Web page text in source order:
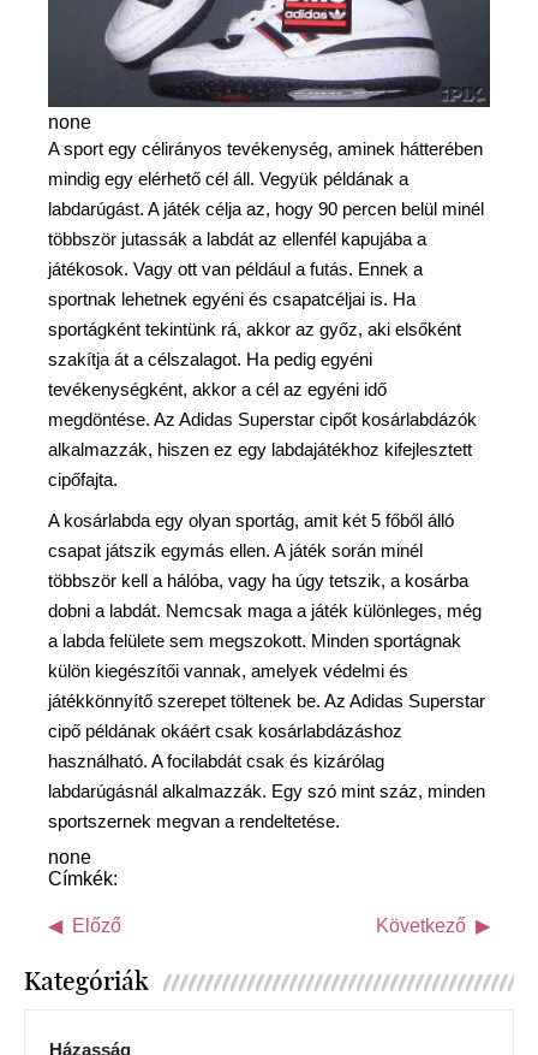
none
A sport egy célirányos tevékenység, aminek hátterében
mindig egy elérhető cél áll. Vegyük példának a
labdarúgást. A játék célja az, hogy 90 percen belül minél
többször jutassák a labdát az ellenfél kapujába a
játékosok. Vagy ott van például a futás. Ennek a
sportnak lehetnek egyéni és csapatcéljai is. Ha
sportágként tekintünk rá, akkor az győz, aki elsőként
szakítja át a célszalagot. Ha pedig egyéni
tevékenységként, akkor a cél az egyéni idő
megdöntése. Az Adidas Superstar cipőt kosárlabdázók
alkalmazzák, hiszen ez egy labdajátékhoz kifejlesztett
cipőfajta.
A kosárlabda egy olyan sportág, amit két 5 főből álló
csapat játszik egymás ellen. A játék során minél
többször kell a hálóba, vagy ha úgy tetszik, a kosárba
dobni a labdát. Nemcsak maga a játék különleges, még
a labda felülete sem megszokott. Minden sportágnak
külön kiegészítői vannak, amelyek védelmi és
játékkönnyítő szerepet töltenek be. Az Adidas Superstar
cipő példának okáért csak kosárlabdázáshoz
használható. A focilabdát csak és kizárólag
labdarúgásnál alkalmazzák. Egy szó mint száz, minden
sportszernek megvan a rendeltetése.
none
Címkék:
Előző Következő
Kategóriák
Házasság